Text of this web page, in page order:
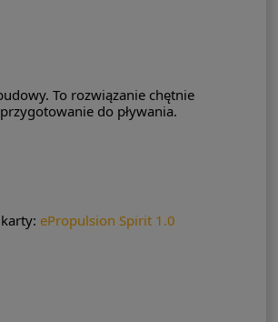
To rozwiązanie chętnie
do pływania.
ePropulsion Spirit 1.0